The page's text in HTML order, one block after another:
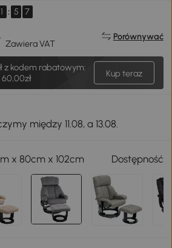
1 : 5 6
Zawiera VAT
Porównywać
z kodem rabatowym:
Kup teraz
między 11.08, a 13.08.
x 80cm x 102cm Dostępność